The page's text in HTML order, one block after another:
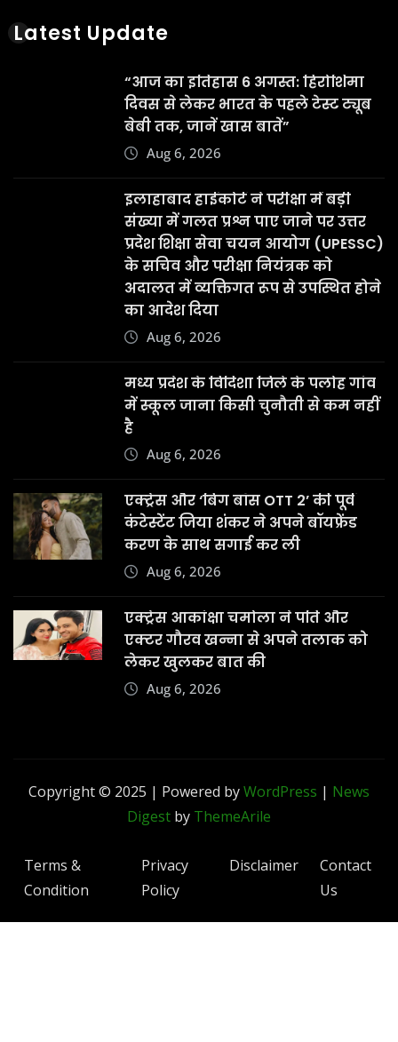
Latest Update
“आज का इतिहास 6 अगस्त: हिरोशिमा
दिवस से लेकर भारत के पहले टेस्ट ट्यूब
बेबी तक, जानें खास बातें”
Aug 6, 2026
इलाहाबाद हाईकोर्ट ने परीक्षा में बड़ी
संख्या में गलत प्रश्न पाए जाने पर उत्तर
प्रदेश शिक्षा सेवा चयन आयोग (UPESSC)
के सचिव और परीक्षा नियंत्रक को
अदालत में व्यक्तिगत रूप से उपस्थित होने
का आदेश दिया
Aug 6, 2026
मध्य प्रदेश के विदिशा जिले के पलोह गांव
में स्कूल जाना किसी चुनौती से कम नहीं
है
Aug 6, 2026
एक्ट्रेस और ‘बिग बॉस OTT 2’ की पूर्व
कंटेस्टेंट जिया शंकर ने अपने बॉयफ्रेंड
करण के साथ सगाई कर ली
Aug 6, 2026
एक्ट्रेस आकांक्षा चमोला ने पति और
एक्टर गौरव खन्ना से अपने तलाक को
लेकर खुलकर बात की
Aug 6, 2026
Copyright © 2025 | Powered byWordPress | News
Digest by ThemeArile
Terms &
Condition
Privacy
Policy
Disclaimer
Contact
Us